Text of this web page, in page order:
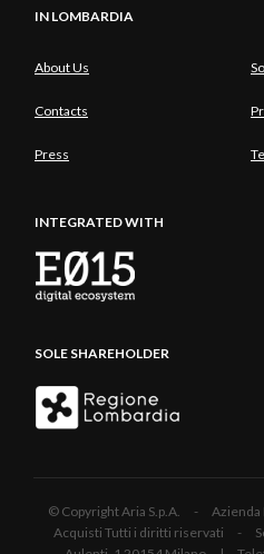
IN LOMBARDIA
About Us
Contacts
Press
INTEGRATED WITH
SOLE SHAREHOLDER
© Copyright Aria S.p.A. - Azienda
Acquisti Tutti i diritti riservati -